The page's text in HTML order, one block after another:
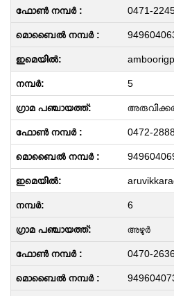
0471-
5
0472-
6
അഴുർ
0470-